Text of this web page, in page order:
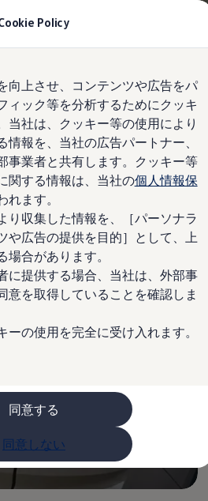
Policy
向上させ、コンテンツや広告をパ
ィック等を分析するためにクッキ
当社は、クッキー等の使用により
報を、当社の広告パートナー、
事業者と共有します。クッキー等
関する情報は、当社の個人情報保
ます。
り収集した情報を、［パーソナラ
や広告の提供を目的］として、上
合があります。
に提供する場合、当社は、外部事
意を取得していることを確認しま
の使用を完全に受け入れます。
同意する
同意しない
円〜｜9月30日(水)ま
グ
スター
ガジン
リー
ポート・金利情報)
換えを10万円補助
入後、5年間の安心サポートが無償
ダイナミックターンイン
ーター付)
に点滅する
、追突の危
。